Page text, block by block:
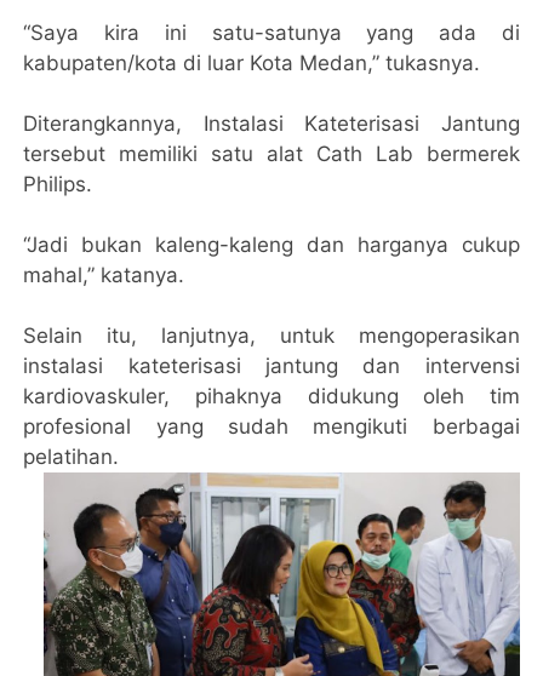
“Saya kira ini satu-satunya yang ada di
kabupaten/kota di luar Kota Medan,” tukasnya.
Diterangkannya, Instalasi Kateterisasi Jantung
tersebut memiliki satu alat Cath Lab bermerek
Philips.
“Jadi bukan kaleng-kaleng dan harganya cukup
mahal,” katanya.
Selain itu, lanjutnya, untuk mengoperasikan
instalasi kateterisasi jantung dan intervensi
kardiovaskuler, pihaknya didukung oleh tim
profesional yang sudah mengikuti berbagai
pelatihan.